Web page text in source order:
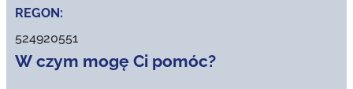
REGON:
524920551
W czym mogę Ci pomóc?